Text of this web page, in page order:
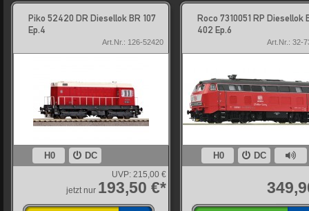
Piko 52420 DR Diesellok BR 107
Ep.4
Art.Nr.: 126-52420
H0 DC
UVP: 215,00 €
jetzt nur 193,50 €*
Roco 7310051 RP Diesellok
402 Ep.6
Art.Nr.: 32-
H0 DC